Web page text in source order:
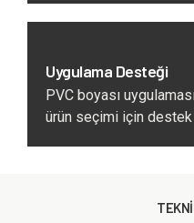
Uygulama Desteği
PVC boyası
ürün seçimi için destek